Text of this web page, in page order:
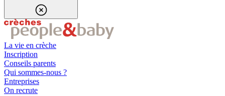
La vie en crèche
Inscription
Conseils parents
Qui sommes-nous ?
Entreprises
On recrute